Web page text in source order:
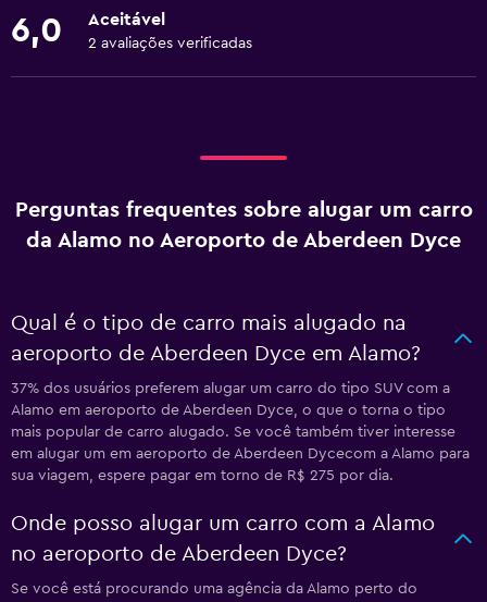
6,0 Aceitável
2 avaliações verificadas
Perguntas frequentes sobre alugar um carro
da Alamo no Aeroporto de Aberdeen Dyce
Qual é o tipo de carro mais alugado na
aeroporto de Aberdeen Dyce em Alamo?
37% dos usuários preferem alugar um carro do tipo SUV com a
Alamo em aeroporto de Aberdeen Dyce, o que o torna o tipo
mais popular de carro alugado. Se você também tiver interesse
em alugar um em aeroporto de Aberdeen Dycecom a Alamo para
sua viagem, espere pagar em torno de R$ 275 por dia.
Onde posso alugar um carro com a Alamo
no aeroporto de Aberdeen Dyce?
Se você está procurando uma agência da Alamo perto do